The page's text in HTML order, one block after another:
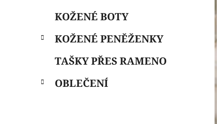
p
l
KOŽENÉ BOTY
KOŽENÉ PENĚŽENKY
TAŠKY PŘES RAMENO
OBLEČENÍ
s